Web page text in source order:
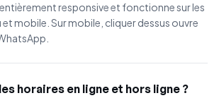
responsive et fonctionne sur les
mobile. Sur mobile, cliquer dessus ouvre
horaires en ligne et hors ligne ?